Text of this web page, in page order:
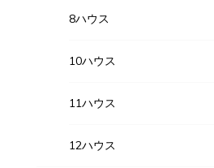
8ハウス
10ハウス
11ハウス
12ハウス